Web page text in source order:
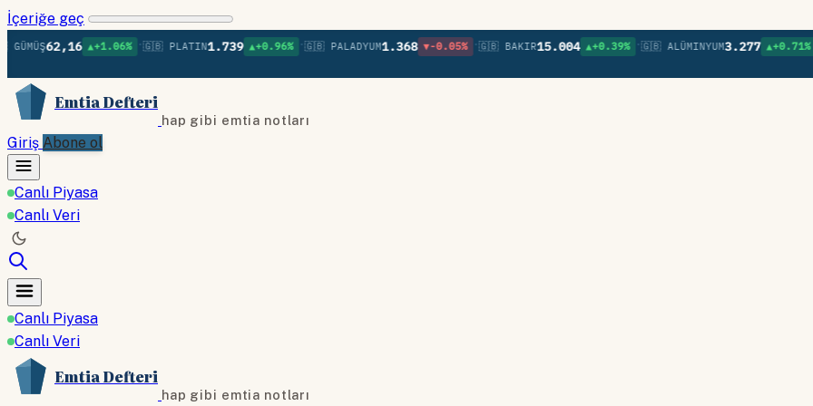
İçeriğe geç
62,16 ▲+1.06% •🇬🇧 PLATIN 1.739 ▲+0.96% •🇬🇧 PALADYUM1.368 ▼-0.05% •🇬🇧 BAKIR15.004 ▲+0.39% •🇬🇧 ALÜMINYUM3.277 ▲+0.71% •🇬🇧
Emtia Defteri
hap gibi emtia notları
Giriş Abone ol
Canlı Piyasa
Canlı Veri
Canlı Piyasa
Canlı Veri
Emtia Defteri
hap gibi emtia notları